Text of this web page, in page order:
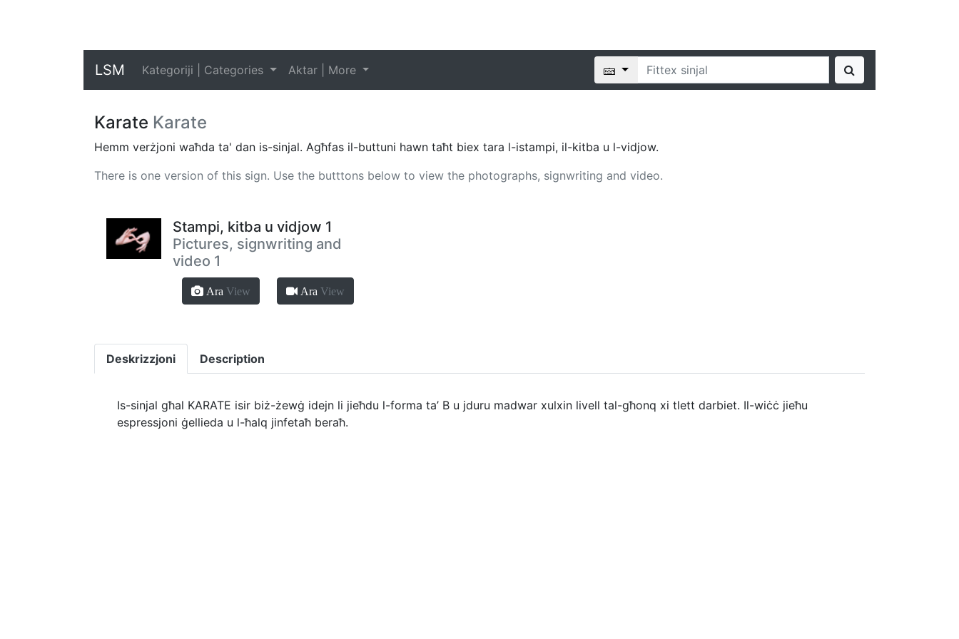
LSM Kategoriji | Categories Aktar | More
Karate Karate
Hemm verżjoni waħda ta' dan is-sinjal. Agħfas il-buttuni hawn taħt biex tara l-istampi, il-kitba u l-vidjow.
There is one version of this sign. Use the butttons below to view the photographs, signwriting and video.
Stampi, kitba u vidjow 1
Pictures, signwriting and
video 1
Ara View AraView
Deskrizzjoni Description
Is-sinjal għal KARATE isir biż-żewġ idejn li jieħdu l-forma ta’ B u jduru madwar xulxin livell tal-għonq xi tlett darbiet. Il-wiċċ jieħu
espressjoni ġellieda u l-ħalq jinfetaħ beraħ.